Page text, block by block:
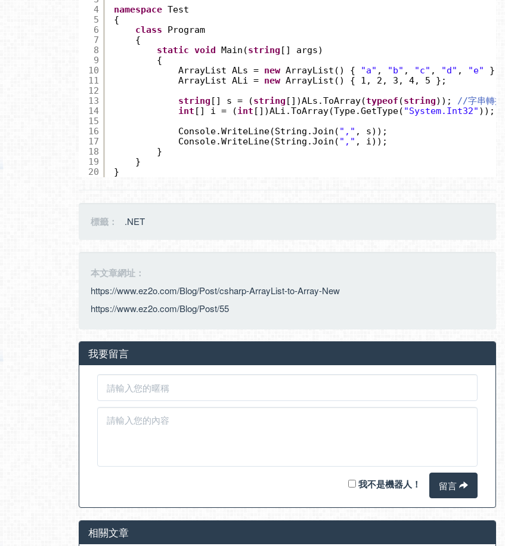
4
5
6
7
8
9
10
11
12
13
14
15
16
17
18
19
20
namespace Test
{
class
Program
{
static void Main(string [] args)
{
ArrayList ALs = new ArrayList() { "a" , "b" , "c" , "d" , "e"
};
ArrayList ALi = new ArrayList() { 1, 2, 3, 4, 5 };
string [] s = (string [])ALs.ToArray(typeof (string));
//字串轉換
int [] i = (int [])ALi.ToArray(Type.GetType( "System.Int32" ));
Console.WriteLine(String.Join( "," , s));
Console.WriteLine(String.Join( "," , i));
}
}
}
標籤： .NET
本文章網址：
https://www.ez2o.com/Blog/Post/csharp-ArrayList-to-Array-New
https://www.ez2o.com/Blog/Post/55
我要留言
我不是機器人！ 留言
相關文章